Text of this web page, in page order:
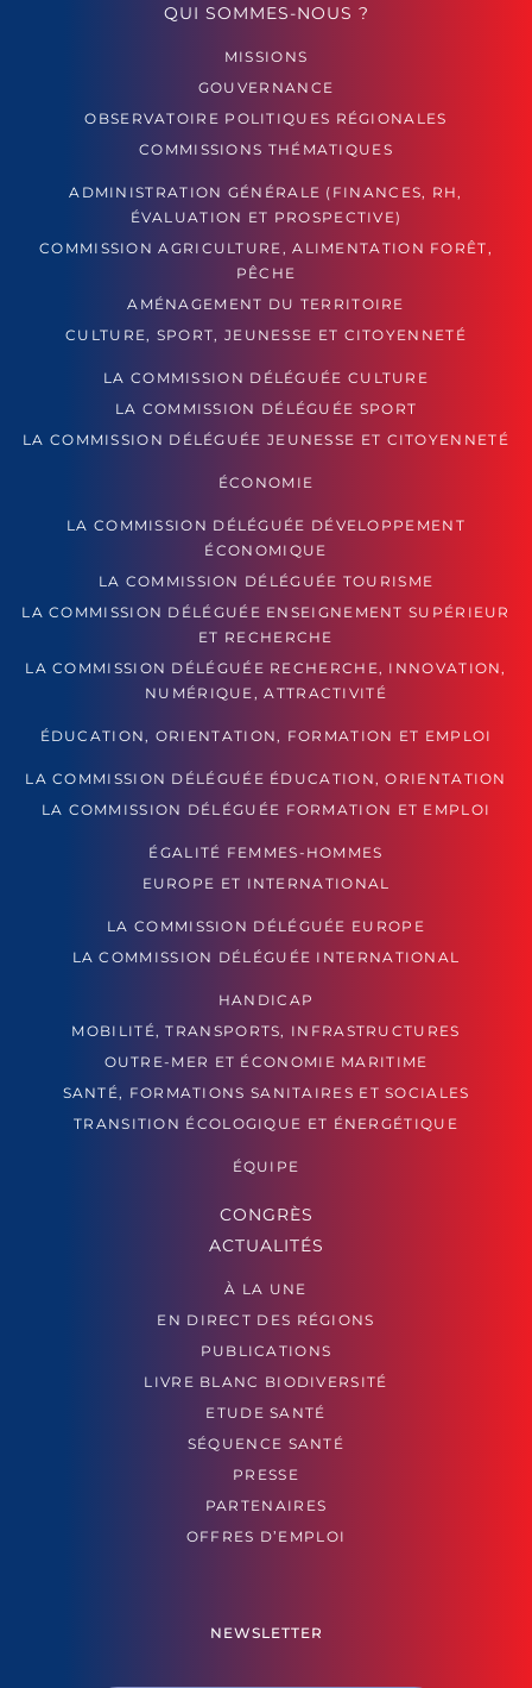
QUI SOMMES-NOUS ?
MISSIONS
GOUVERNANCE
OBSERVATOIRE POLITIQUES RÉGIONALES
COMMISSIONS THÉMATIQUES
ADMINISTRATION GÉNÉRALE (FINANCES, RH,
ÉVALUATION ET PROSPECTIVE)
COMMISSION AGRICULTURE, ALIMENTATION FORÊT,
PÊCHE
AMÉNAGEMENT DU TERRITOIRE
CULTURE, SPORT, JEUNESSE ET CITOYENNETÉ
LA COMMISSION DÉLÉGUÉE CULTURE
LA COMMISSION DÉLÉGUÉE SPORT
LA COMMISSION DÉLÉGUÉE JEUNESSE ET CITOYENNETÉ
ÉCONOMIE
LA COMMISSION DÉLÉGUÉE DÉVELOPPEMENT
ÉCONOMIQUE
LA COMMISSION DÉLÉGUÉE TOURISME
LA COMMISSION DÉLÉGUÉE ENSEIGNEMENT SUPÉRIEUR
ET RECHERCHE
LA COMMISSION DÉLÉGUÉE RECHERCHE, INNOVATION,
NUMÉRIQUE, ATTRACTIVITÉ
ÉDUCATION, ORIENTATION, FORMATION ET EMPLOI
LA COMMISSION DÉLÉGUÉE ÉDUCATION, ORIENTATION
LA COMMISSION DÉLÉGUÉE FORMATION ET EMPLOI
ÉGALITÉ FEMMES-HOMMES
EUROPE ET INTERNATIONAL
LA COMMISSION DÉLÉGUÉE EUROPE
LA COMMISSION DÉLÉGUÉE INTERNATIONAL
HANDICAP
MOBILITÉ, TRANSPORTS, INFRASTRUCTURES
OUTRE-MER ET ÉCONOMIE MARITIME
SANTÉ, FORMATIONS SANITAIRES ET SOCIALES
TRANSITION ÉCOLOGIQUE ET ÉNERGÉTIQUE
ÉQUIPE
CONGRÈS
ACTUALITÉS
À LA UNE
EN DIRECT DES RÉGIONS
PUBLICATIONS
LIVRE BLANC BIODIVERSITÉ
ETUDE SANTÉ
SÉQUENCE SANTÉ
PRESSE
PARTENAIRES
OFFRES D’EMPLOI
NEWSLETTER